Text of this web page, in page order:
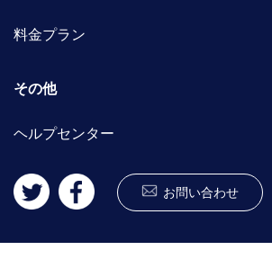
料金プラン
その他
ヘルプセンター
お問い合わせ